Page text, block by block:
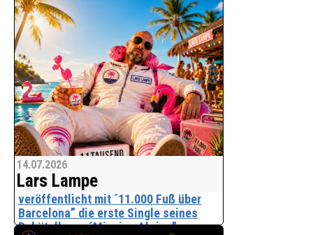
Kinderland Corellino, der mobile
Freizeitspaß für die ganze Familie mit
vielen neuen Attraktionen - noch
größer, noch spektakulärer - verspricht
Spaß, Freude und jede Menge Action.
Hier kommt ke
14.07.2026
Lars Lampe
veröffentlicht mit ´11.000 Fuß über
Barcelona” die erste Single seines
Debütalbums ´Mission Abriss”.